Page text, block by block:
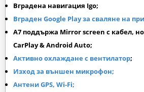
Вградена навигация Igo;
Вграден Google Play за сваляне на
A7 поддържа Mirror screen с кабел,
CarPlay & Android Auto;
Активно охлаждане с вентилатор;
Изход за външен микрофон;
Антени GPS, Wi-Fi;